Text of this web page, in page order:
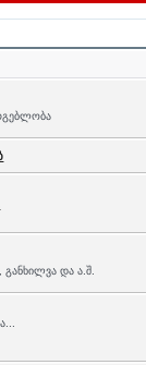
განხილვა და ა.შ.